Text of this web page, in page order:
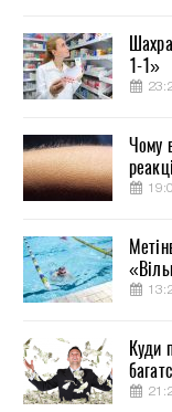
1-1»
Чому
Куди